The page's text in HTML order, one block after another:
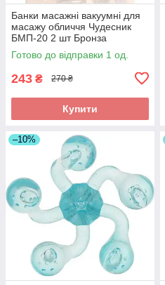
Банки масажні вакуумні для
масажу обличчя Чудесник
БМП-20 2 шт Бронза
Готово до відправки 1 од.
243 ₴ 270 ₴
Купити
–10%